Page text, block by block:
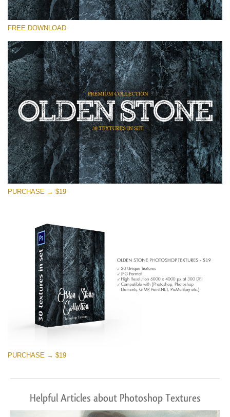
Kérlek, válassz
Small 800*533px
Olden Stone
(30 Overlays)
Large 6000*4000px
Entire Collection
(1783 Overlays)
Large 6000*4000px
Ingyenes letöltés
FREE DOWNLOAD
PURCHASE → $19
PURCHASE → $19
Helpful Articles about Photoshop Textures